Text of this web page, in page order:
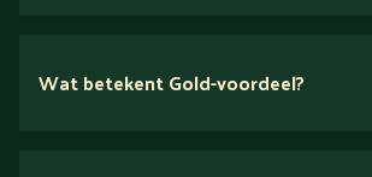
Wat betekent Gold-voordeel?